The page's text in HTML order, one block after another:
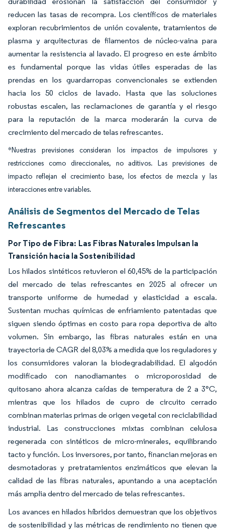
reducen las tasas de recompra. Los científicos de materiales
exploran recubrimientos de unión covalente, tratamientos de
plasma y arquitecturas de filamentos de núcleo-vaina para
aumentar la resistencia al lavado. El progreso en este ámbito
es fundamental porque las vidas útiles esperadas de las
prendas en los guardarropas convencionales se extienden
hacia los 50 ciclos de lavado. Hasta que las soluciones
robustas escalen, las reclamaciones de garantía y el riesgo
para la reputación de la marca moderarán la curva de
crecimiento del mercado de telas refrescantes.
*Nuestras previsiones consideran los impactos de impulsores y
restricciones como direccionales, no aditivos. Las previsiones de
impacto reflejan el crecimiento base, los efectos de mezcla y las
interacciones entre variables.
Análisis de Segmentos del Mercado de Telas
Refrescantes
Por Tipo de Fibra: Las Fibras Naturales Impulsan la
Transición hacia la Sostenibilidad
Los hilados sintéticos retuvieron el 60,45% de la participación
del mercado de telas refrescantes en 2025 al ofrecer un
transporte uniforme de humedad y elasticidad a escala.
Sustentan muchas químicas de enfriamiento patentadas que
siguen siendo óptimas en costo para ropa deportiva de alto
volumen. Sin embargo, las fibras naturales están en una
trayectoria de CAGR del 8,03% a medida que los reguladores y
los consumidores valoran la biodegradabilidad. El algodón
modificado con nanodiamantes o microporosidad de
quitosano ahora alcanza caídas de temperatura de 2 a 3°C,
mientras que los hilados de cupro de circuito cerrado
combinan materias primas de origen vegetal con reciclabilidad
industrial. Las construcciones mixtas combinan celulosa
regenerada con sintéticos de micro-minerales, equilibrando
tacto y función. Los inversores, por tanto, financian mejoras en
desmotadoras y pretratamientos enzimáticos que elevan la
calidad de las fibras naturales, apuntando a una aceptación
más amplia dentro del mercado de telas refrescantes.
Los avances en hilados híbridos demuestran que los objetivos
de sostenibilidad y las métricas de rendimiento no tienen que